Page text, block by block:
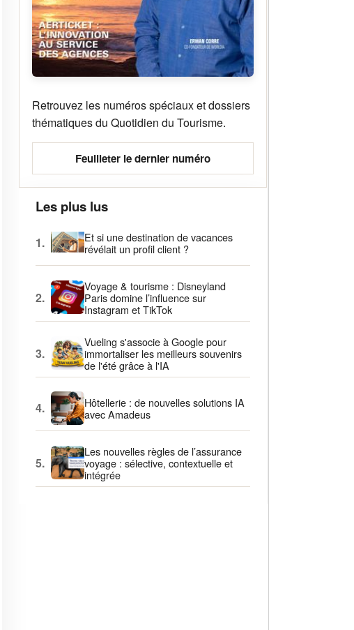
Retrouvez les numéros spéciaux et dossiers
thématiques du Quotidien du Tourisme.
Feuilleter le dernier numéro
Les plus lus
1.
Et si une destination de vacances
révélait un profil client ?
2.
Voyage & tourisme : Disneyland
Paris domine l’influence sur
Instagram et TikTok
3.
Vueling s'associe à Google pour
immortaliser les meilleurs souvenirs
de l'été grâce à l'IA
4.
Hôtellerie : de nouvelles solutions IA
avec Amadeus
5.
Les nouvelles règles de l’assurance
voyage : sélective, contextuelle et
intégrée